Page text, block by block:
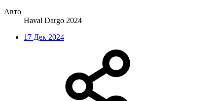
Авто
Haval Dargo 2024
17 Дек 2024